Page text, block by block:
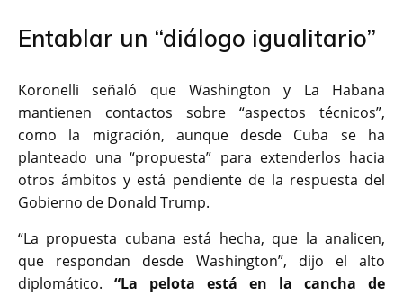
Entablar un “diálogo igualitario”
Koronelli señaló que Washington y La Habana
mantienen contactos sobre “aspectos técnicos”,
como la migración, aunque desde Cuba se ha
planteado una “propuesta” para extenderlos hacia
otros ámbitos y está pendiente de la respuesta del
Gobierno de Donald Trump.
“La propuesta cubana está hecha, que la analicen,
que respondan desde Washington”, dijo el alto
diplomático. “La pelota está en la cancha de